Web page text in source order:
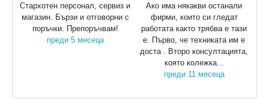
Стархотен персонал, сервиз и
магазин. Бързи и отговорни с
поръчки. Препоръчвам!
преди 5 месеца
Ако има някакви останали
фирми, които си гледат
работата както трябва е тази
е. Първо, че техниката им е
доста . Второ консултацията,
която колежка...
преди 11 месеца